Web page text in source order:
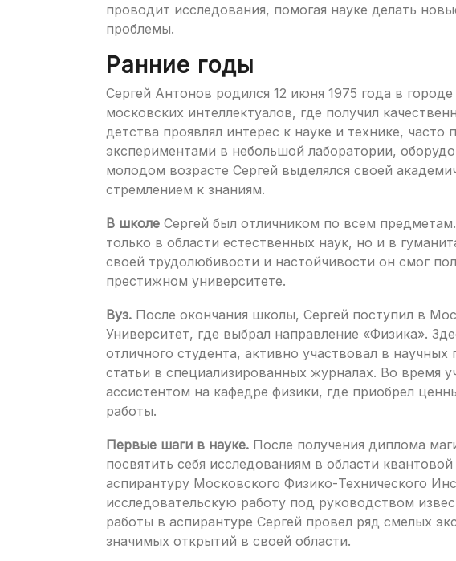
проводит исследования, помогая науке делать
проблемы.
Ранние годы
Сергей Антонов родился 12 июня 1975 года в
московских интеллектуалов, где получил
детства проявлял интерес к науке и технике, часто
экспериментами в небольшой лаборатории,
молодом возрасте Сергей выделялся своей
стремлением к знаниям.
В школе Сергей был отличником по всем
только в области естественных наук, но и в
своей трудолюбивости и настойчивости он смог
престижном университете.
Вуз. После окончания школы, Сергей поступил в
Университет, где выбрал направление «Физика».
отличного студента, активно участвовал в научных
статьи в специализированных журналах. Во время
ассистентом на кафедре физики, где приобрел
работы.
Первые шаги в науке. После получения диплома
посвятить себя исследованиям в области
аспирантуру Московского Физико-Технического
исследовательскую работу под руководством
работы в аспирантуре Сергей провел ряд смелых
значимых открытий в своей области.